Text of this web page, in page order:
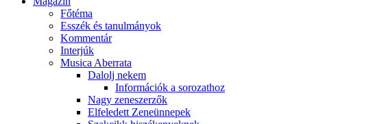
Főtéma
Esszék és tanulmányok
Kommentár
Interjúk
Musica Aberrata
Dalolj nekem
Információk a sorozathoz
Nagy zeneszerzők
Elfeledett Zeneünnepek